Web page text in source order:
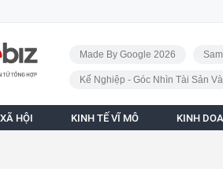
Made By Google 2026
Kế Nghiệp - Góc Nhìn Tài Sản
XÃ HỘI KINH TẾ VĨ MÔ KINH